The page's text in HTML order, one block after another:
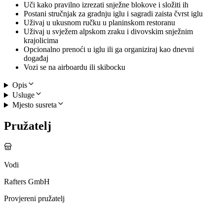
Uči kako pravilno izrezati snježne blokove i složiti ih
Postani stručnjak za gradnju iglu i sagradi zaista čvrst iglu
Uživaj u ukusnom ručku u planinskom restoranu
Uživaj u svježem alpskom zraku i divovskim snježnim
krajolicima
Opcionalno prenoći u iglu ili ga organiziraj kao dnevni
događaj
Vozi se na airboardu ili skibocku
Opis
Usluge
Mjesto susreta
Pružatelj
Vodi
Rafters GmbH
Provjereni pružatelj